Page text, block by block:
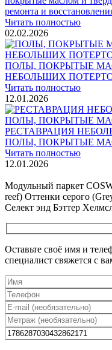
ремонта и
Читать полностью
02.02.2026
ПОЛЫ, ПОКРЫТЫЕ
НЕБОЛЬШИХ
Читать полностью
12.01.2026
РЕСТАВРАЦИЯ
ПОЛЫ, ПОКРЫТЫЕ
Читать полностью
12.01.2026
Модульный паркет
reef) Оттенки серого
Селект энд Бэттер
Оставьте своё имя и
специалист свяжется с